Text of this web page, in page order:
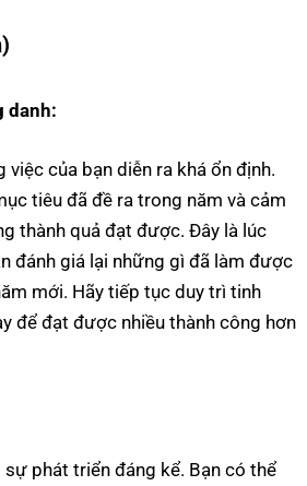
danh:
việc của bạn diễn ra khá ổn định.
tiêu đã đề ra trong năm và cảm
thành quả đạt được. Đây là lúc
đánh giá lại những gì đã làm được
mới. Hãy tiếp tục duy trì tinh
để đạt được nhiều thành công hơn
phát triển đáng kể. Bạn có thể